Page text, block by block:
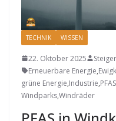
TECHNIK WISSEN
22. Oktober 2025
Erneuerbare Energie,
grüne Energie,Industrie,PFAS
Windparks,Windräder